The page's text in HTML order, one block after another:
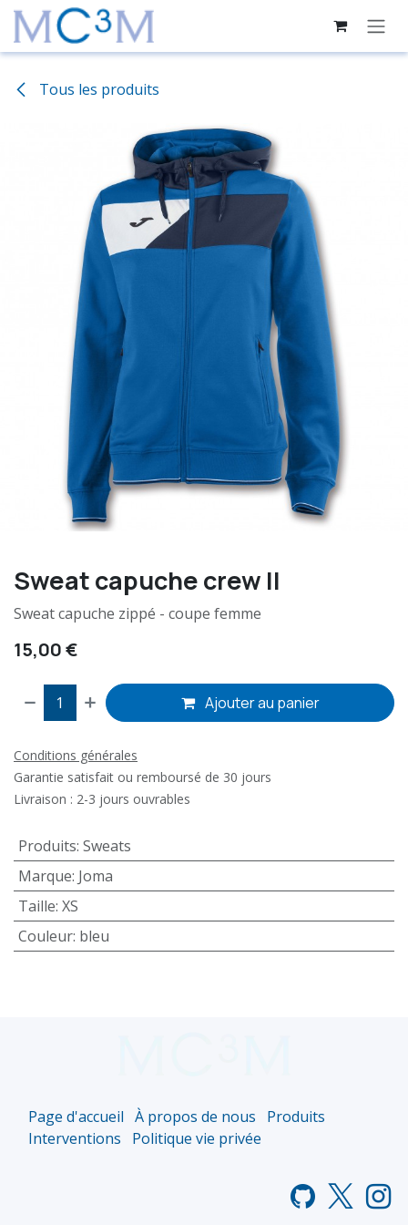
Se rendre au contenu
Tous les produits
Sweat capuche crew II
Sweat capuche zippé - coupe femme
15,00€
Ajouter au panier
Conditions générales
Garantie satisfait ou remboursé de 30 jours
Livraison : 2-3 jours ouvrables
Produits: Sweats
Marque: Joma
Taille: XS
Couleur: bleu
Page d'accueil À propos de nous
Produits
Interventions
Politique vie privée